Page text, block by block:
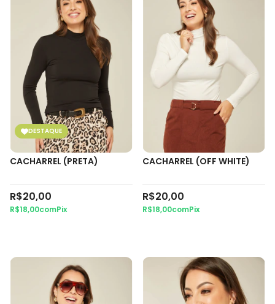
CACHARREL (PRETA)
DESTAQUE
R$20,00
R$18,00comPix
CACHARREL (OFF WHITE)
R$20,00
R$18,00comPix